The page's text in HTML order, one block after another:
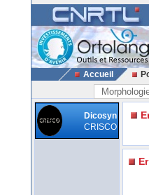
Accueil
Dicosyn
CRISCO